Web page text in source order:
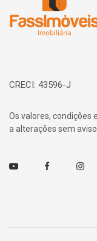
CRECI: 43596-J
Os valores, condições
a alterações sem aviso
Youtube Facebook